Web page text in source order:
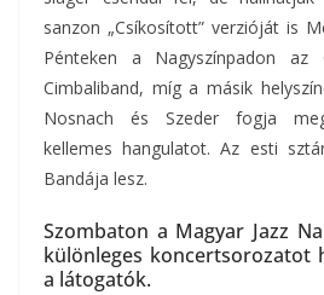
sanzon „Csíkosított” verzióját is
Pénteken a Nagyszínpadon
Cimbaliband, míg a másik
Nosnach és Szeder fogja
kellemes hangulatot. Az esti
Bandája lesz.
Szombaton a Magyar Jazz
különleges koncertsorozatot
a látogatók.